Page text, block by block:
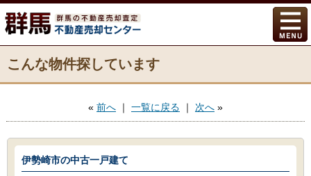
こんな物件探しています
« 前へ ｜ 一覧に戻る ｜ 次へ »
伊勢崎市の中古一戸建て